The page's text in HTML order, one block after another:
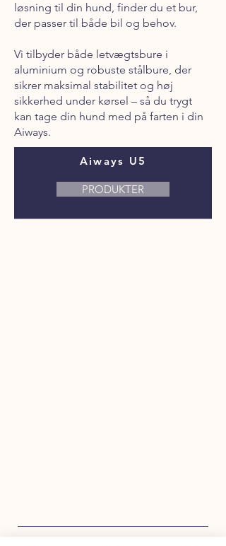
løsning til din hund, finder du et bur,
der passer til både bil og behov.
Vi tilbyder både letvægtsbure i
aluminium og robuste stålbure, der
sikrer maksimal stabilitet og høj
sikkerhed under kørsel – så du trygt
kan tage din hund med på farten i din
Aiways.
Aiways U5
PRODUKTER